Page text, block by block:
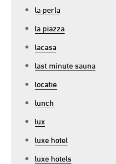
la perla
la piazza
lacasa
last minute sauna
locatie
lunch
lux
luxe hotel
luxe hotels